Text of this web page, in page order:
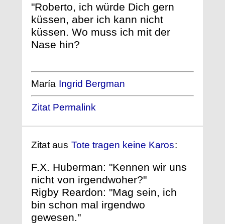
"Roberto, ich würde Dich gern
küssen, aber ich kann nicht
küssen. Wo muss ich mit der
Nase hin?
María Ingrid Bergman
Zitat Permalink
Zitat aus Tote tragen keine Karos:
F.X. Huberman: "Kennen wir uns
nicht von irgendwoher?"
Rigby Reardon: "Mag sein, ich
bin schon mal irgendwo
gewesen."